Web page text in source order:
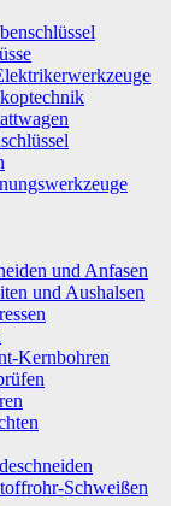
und Anfasen
und Aushalsen
Kernbohren
Schweißen